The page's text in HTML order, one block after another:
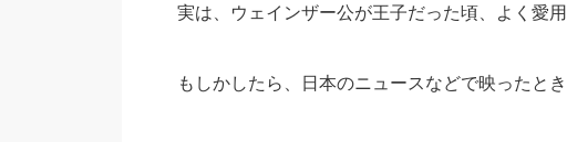
実は、ウェインザー公が王子だった頃、よく愛
もしかしたら、日本のニュースなどで映ったと